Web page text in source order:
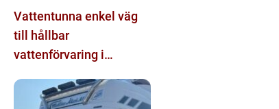
Vattentunna enkel väg
till hållbar
vattenförvaring i